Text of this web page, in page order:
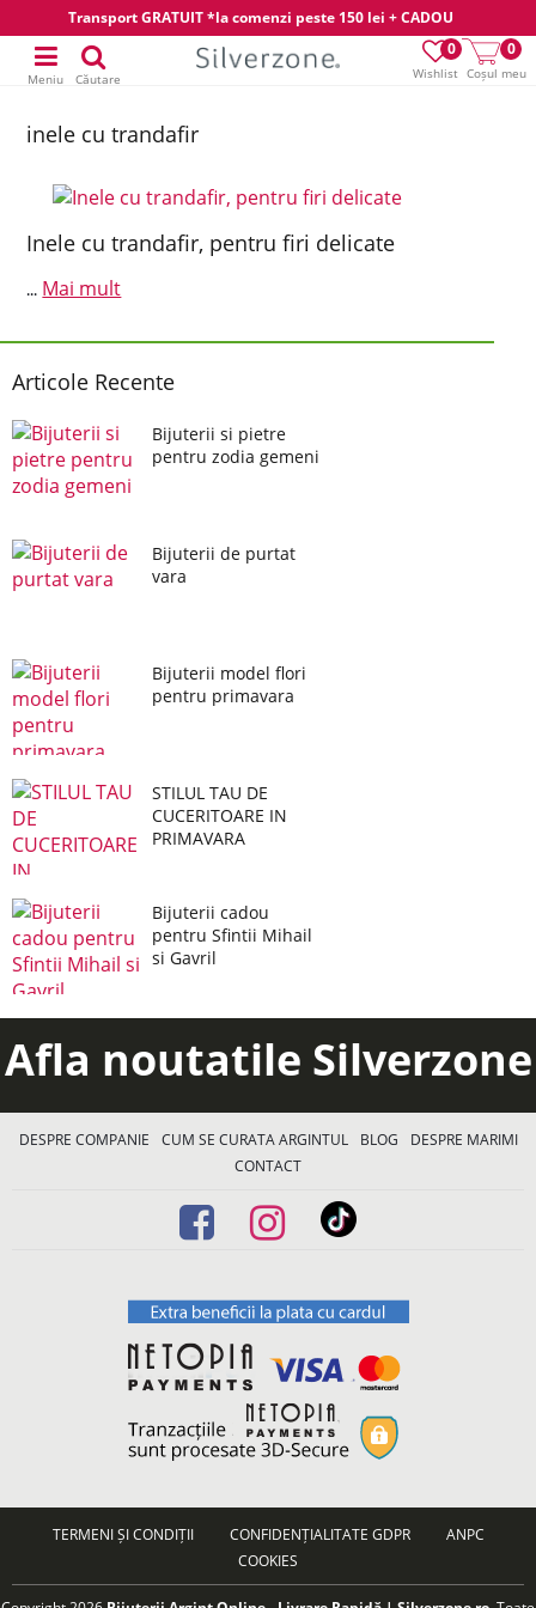
Transport GRATUIT *la comenzi peste 150 lei + CADOU
Wishlist
0
Coșul meu
0
Meniu Căutare
inele cu trandafir
Inele cu trandafir, pentru firi delicate
... Mai mult
Articole Recente
Bijuterii si pietre
pentru zodia gemeni
Bijuterii de purtat
vara
Bijuterii model flori
pentru primavara
STILUL TAU DE
CUCERITOARE IN
PRIMAVARA
Bijuterii cadou
pentru Sfintii Mihail
si Gavril
Afla noutatile Silverzone
DESPRE COMPANIE CUM SE CURATA ARGINTUL BLOG
DESPRE MARIMI
CONTACT
TERMENI ȘI CONDIȚII CONFIDENȚIALITATE GDPR
ANPC
COOKIES